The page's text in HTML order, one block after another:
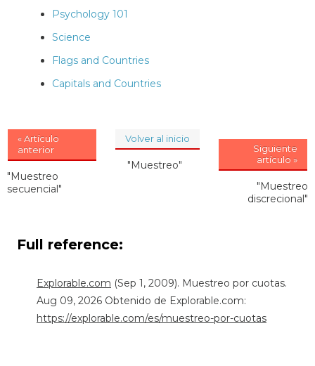
Psychology 101
Science
Flags and Countries
Capitals and Countries
« Artículo
anterior
"Muestreo
secuencial"
Volver al inicio
"Muestreo"
Siguiente
artículo »
"Muestreo
discrecional"
Full reference:
Explorable.com (Sep 1, 2009). Muestreo por cuotas.
Aug 09, 2026 Obtenido de Explorable.com:
https://explorable.com/es/muestreo-por-cuotas